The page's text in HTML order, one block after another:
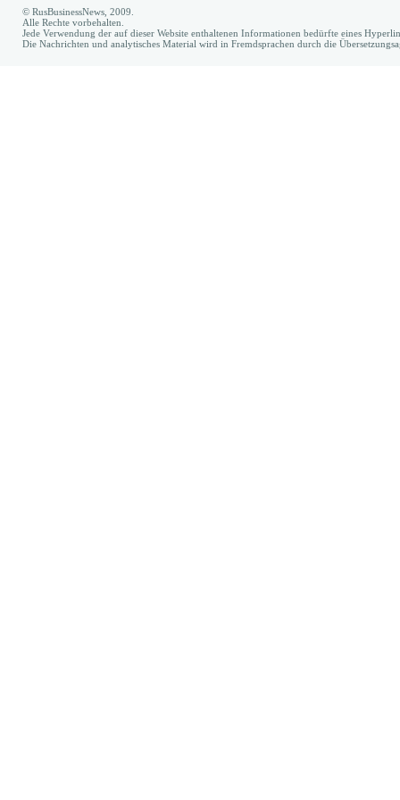
© RusBusinessNews, 2009.
Alle Rechte vorbehalten.
Jede Verwendung der auf dieser Website enthaltenen Informationen bedürfte eines
Die Nachrichten und analytisches Material wird in Fremdsprachen durch die